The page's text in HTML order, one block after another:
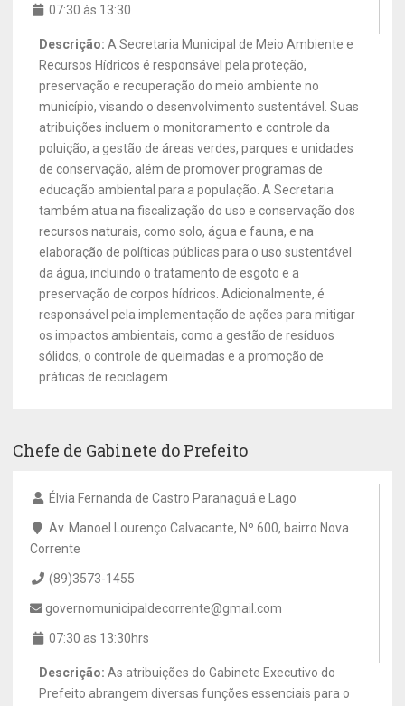
07:30 às 13:30
Descrição: A Secretaria Municipal de Meio Ambiente e
Recursos Hídricos é responsável pela proteção,
preservação e recuperação do meio ambiente no
município, visando o desenvolvimento sustentável. Suas
atribuições incluem o monitoramento e controle da
poluição, a gestão de áreas verdes, parques e unidades
de conservação, além de promover programas de
educação ambiental para a população. A Secretaria
também atua na fiscalização do uso e conservação dos
recursos naturais, como solo, água e fauna, e na
elaboração de políticas públicas para o uso sustentável
da água, incluindo o tratamento de esgoto e a
preservação de corpos hídricos. Adicionalmente, é
responsável pela implementação de ações para mitigar
os impactos ambientais, como a gestão de resíduos
sólidos, o controle de queimadas e a promoção de
práticas de reciclagem.
Chefe de Gabinete do Prefeito
Élvia Fernanda de Castro Paranaguá e Lago
Av. Manoel Lourenço Calvacante, Nº 600, bairro Nova
Corrente
(89)3573-1455
governomunicipaldecorrente@gmail.com
07:30 as 13:30hrs
Descrição: As atribuições do Gabinete Executivo do
Prefeito abrangem diversas funções essenciais para o